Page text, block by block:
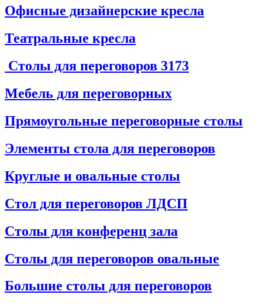
Офисные дизайнерские кресла
Театральные кресла
Столы для переговоров 3173
Мебель для переговорных
Прямоугольные переговорные столы
Элементы стола для переговоров
Круглые и овальные столы
Стол для переговоров ЛДСП
Столы для конференц зала
Столы для переговоров овальные
Большие столы для переговоров